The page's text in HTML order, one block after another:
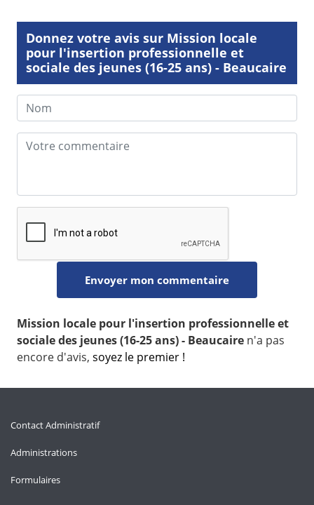
Donnez votre avis sur Mission locale
pour l'insertion professionnelle et
sociale des jeunes (16-25 ans) - Beaucaire
Mission locale pour l'insertion professionnelle et
sociale des jeunes (16-25 ans) - Beaucaire n'a pas
encore d'avis, soyez le premier !
Contact Administratif
Administrations
Formulaires